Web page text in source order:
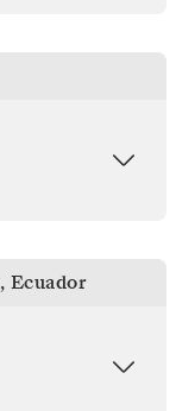
, Ecuador